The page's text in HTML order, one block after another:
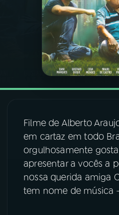
PODCASTS
VIDEOCASTS
ACOMPANHE A RÁDIO NACIONAL
YouTube
Instagram
Filme de Alberto
em cartaz em todo
orgulhosamente
apresentar a vocês a
nossa querida amiga
tem nome de música